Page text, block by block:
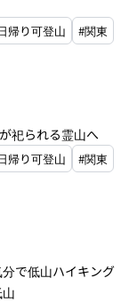
帰り可登山
#関東
祀られる霊山へ
帰り可登山
#関東
分で低山ハイキング